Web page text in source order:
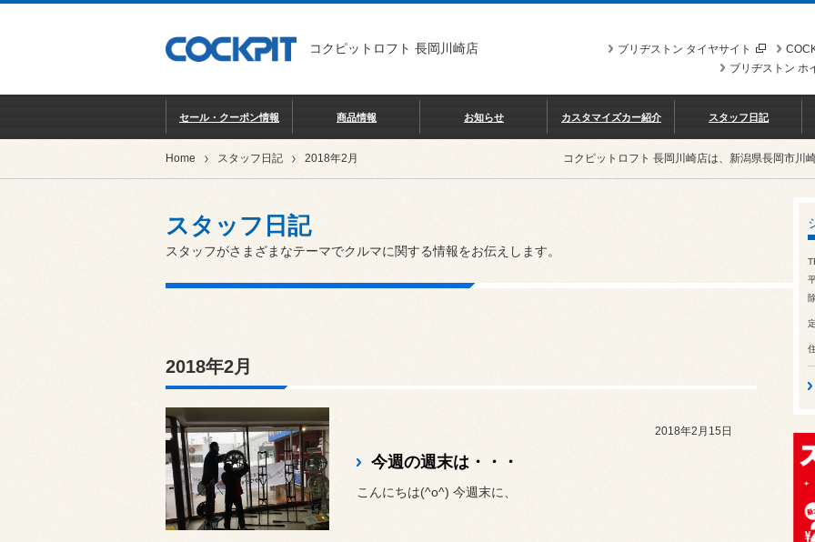
コクピットロフト 長岡川崎店
ブリヂストン タイヤサイト
ブリヂストン ホ
セール・クーポン情報 商品情報 お知らせ カスタマイズカー紹介 スタッフ日記
Home スタッフ日記 2018年2月 コクピットロフト 長岡川崎店は、新潟県長岡市川
スタッフ日記
スタッフがさまざまなテーマでクルマに関する情報をお伝えします。
2018年2月
2018年2月15日
今週の週末は・・・
こんにちは(^o^) 今週末に、